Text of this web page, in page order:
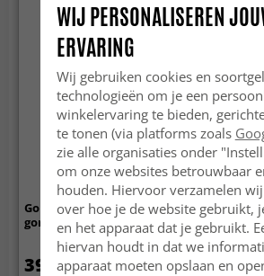
Gordijnen - Fluwelen
gordijnen Marlyn (rosa)
39.99 € 37.99
WIJ PERSONALISEREN
ERVARING
Wij gebruiken cookies en
technologieën om je een
winkelervaring te bieden,
te tonen (via platforms zoals
zie alle organisaties onder
om onze websites betrouwbaar
houden. Hiervoor verzamelen
over hoe je de website gebruikt,
en het apparaat dat je gebruikt.
hiervan houdt in dat we
apparaat moeten opslaan en